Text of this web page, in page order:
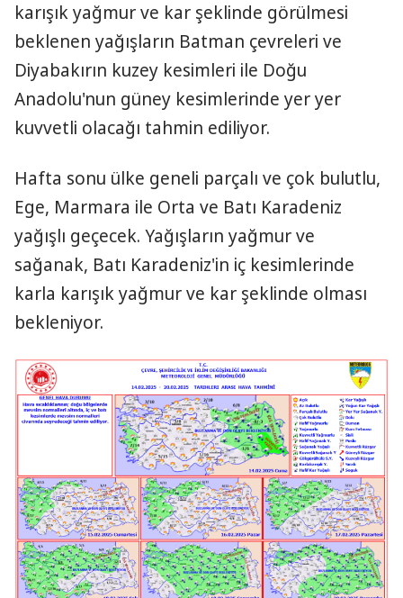
karışık yağmur ve kar şeklinde görülmesi
beklenen yağışların Batman çevreleri ve
Diyabakırın kuzey kesimleri ile Doğu
Anadolu'nun güney kesimlerinde yer yer
kuvvetli olacağı tahmin ediliyor.
Hafta sonu ülke geneli parçalı ve çok bulutlu,
Ege, Marmara ile Orta ve Batı Karadeniz
yağışlı geçecek. Yağışların yağmur ve
sağanak, Batı Karadeniz'in iç kesimlerinde
karla karışık yağmur ve kar şeklinde olması
bekleniyor.